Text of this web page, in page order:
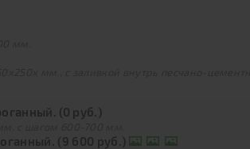
(0 руб.)
(9 600 руб.)